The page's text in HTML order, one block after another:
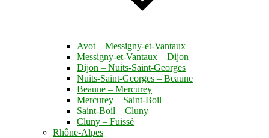
Avot – Messigny-et-Vantaux
Messigny-et-Vantaux – Dijon
Dijon – Nuits-Saint-Georges
Nuits-Saint-Georges – Beaune
Beaune – Mercurey
Mercurey – Saint-Boil
Saint-Boil – Cluny
Cluny – Fuissé
Rhône-Alpes